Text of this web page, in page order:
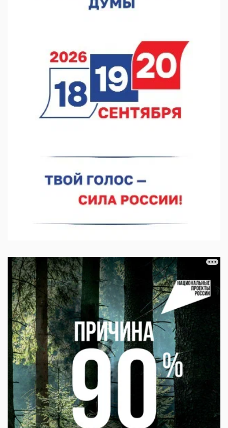
07.08.2026 12:15
В Нижнем Новгороде прошло совещание Росгвардии
07.08.2026 12:04